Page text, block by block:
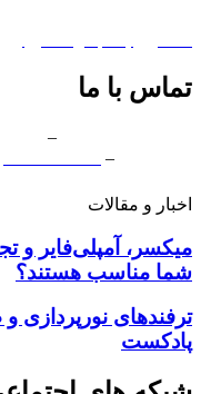
تماس با ما
–
–
اخبار و مقالات
میکسر، آمپلی‌فایر و
شما مناسب هستند؟
ترفندهای نورپردازی
پادکست